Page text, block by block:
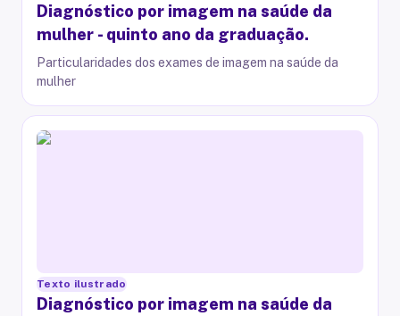
Diagnóstico por imagem na saúde da
mulher - quinto ano da graduação.
Particularidades dos exames de imagem na saúde da
mulher
Texto ilustrado
Diagnóstico por imagem na saúde da